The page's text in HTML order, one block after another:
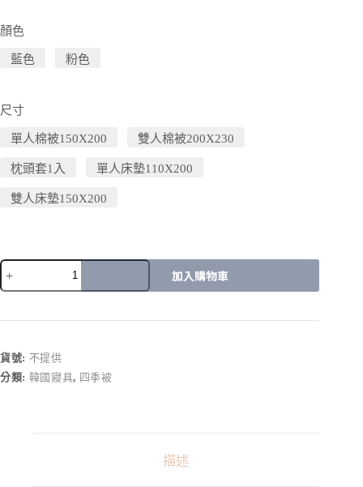
顏色
藍色 粉色
尺寸
單人棉被150X200 雙人棉被200X230
枕頭套1入 單人床墊110X200
雙人床墊150X200
加入購物車
r
n
a
貨號: 不提供
分類: 韓國寢具, 四季被
描述